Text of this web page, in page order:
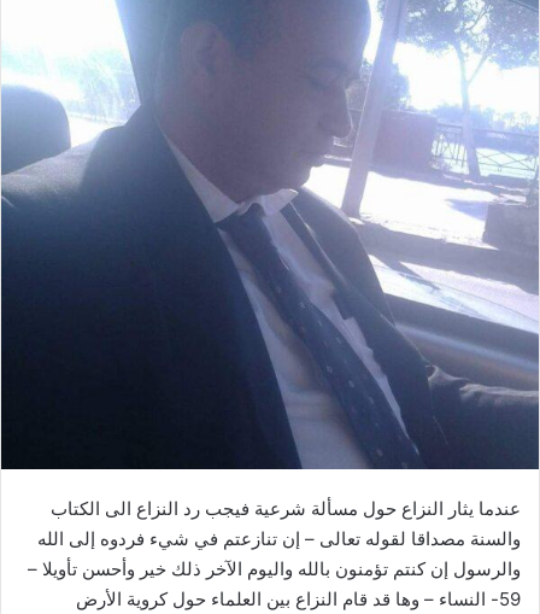
عندما يثار النزاع حول مسألة شرعية فيجب رد النزاع الى الكتاب
والسنة مصداقا لقوله تعالى – إن تنازعتم في شيء فردوه إلى الله
والرسول إن كنتم تؤمنون بالله واليوم الآخر ذلك خير وأحسن تأويلا –
59- النساء – وها قد قام النزاع بين العلماء حول كروية الأرض